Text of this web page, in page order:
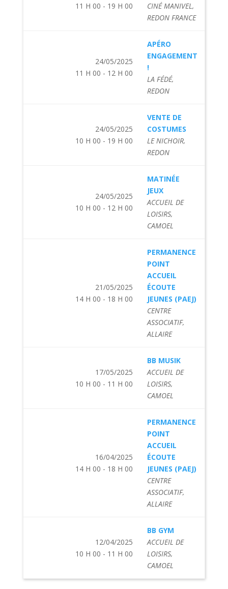
11 H 00 - 19 H 00
CINÉ MANIVEL,
REDON FRANCE
24/05/2025
11 H 00 - 12 H 00
APÉRO
ENGAGEMENT
!
LA FÉDÉ,
REDON
24/05/2025
10 H 00 - 19 H 00
VENTE DE
COSTUMES
LE NICHOIR,
REDON
24/05/2025
10 H 00 - 12 H 00
MATINÉE
JEUX
ACCUEIL DE
LOISIRS,
CAMOEL
21/05/2025
14 H 00 - 18 H 00
PERMANENCE
POINT
ACCUEIL
ÉCOUTE
JEUNES (PAEJ)
CENTRE
ASSOCIATIF,
ALLAIRE
17/05/2025
10 H 00 - 11 H 00
BB MUSIK
ACCUEIL DE
LOISIRS,
CAMOEL
16/04/2025
14 H 00 - 18 H 00
PERMANENCE
POINT
ACCUEIL
ÉCOUTE
JEUNES (PAEJ)
CENTRE
ASSOCIATIF,
ALLAIRE
12/04/2025
10 H 00 - 11 H 00
BB GYM
ACCUEIL DE
LOISIRS,
CAMOEL